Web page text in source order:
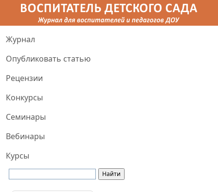
Журнал
Опубликовать статью
Рецензии
Конкурсы
Семинары
Вебинары
Курсы